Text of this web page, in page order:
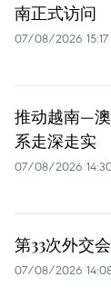
南正式访问
07/08/2026 15:17
推动越南—
系走深走实
07/08/2026
第33次外交
07/08/2026